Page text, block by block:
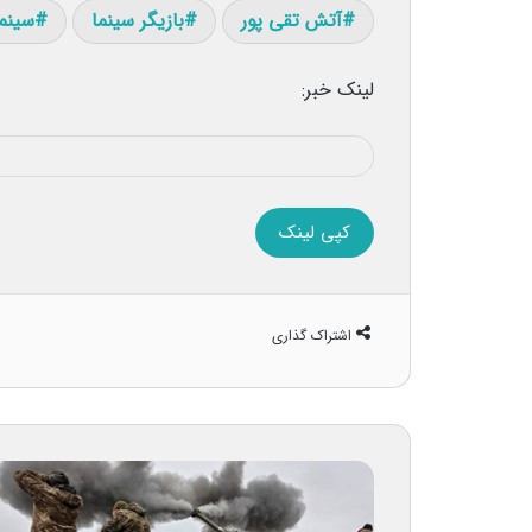
آتش تقی پور بازیگر سینما
لینک خبر:
کپی لینک
اشتراک گذاری